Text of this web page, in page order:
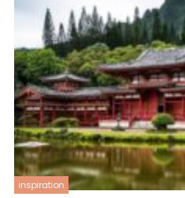
inspiration